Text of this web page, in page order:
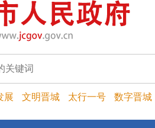
展 文明晋城 太行一号 数字晋城